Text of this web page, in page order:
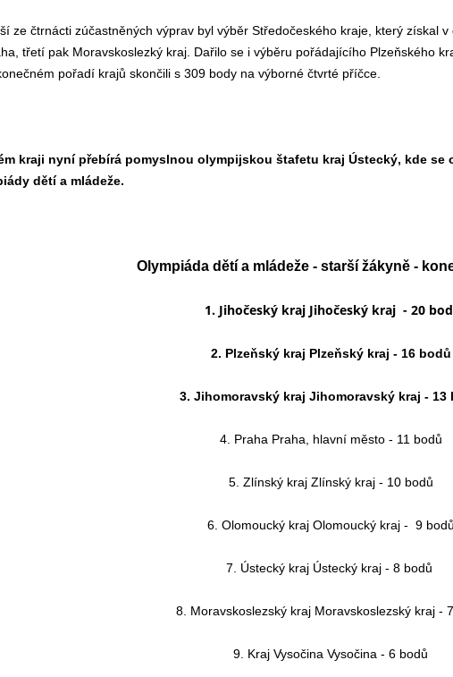
ze čtrnácti zúčastněných výprav byl výběr Středočeského kraje, který získal
třetí pak Moravskoslezký kraj. Dařilo se i výběru pořádajícího Plzeňského
pořadí krajů skončili s 309 body na výborné čtvrté příčce.
kraji nyní přebírá pomyslnou olympijskou štafetu kraj Ústecký, kde se
dětí a mládeže.
Olympiáda dětí a mládeže - starší žákyně -
1. Jihočeský kraj Jihočeský kraj - 20
2. Plzeňský kraj Plzeňský kraj - 16 bodů
3. Jihomoravský kraj Jihomoravský kraj - 13
4. Praha Praha, hlavní město - 11 bodů
5. Zlínský kraj Zlínský kraj - 10 bodů
6. Olomoucký kraj Olomoucký kraj - 9 bodů
7. Ústecký kraj Ústecký kraj - 8 bodů
8. Moravskoslezský kraj Moravskoslezský kraj -
9. Kraj Vysočina Vysočina - 6 bodů